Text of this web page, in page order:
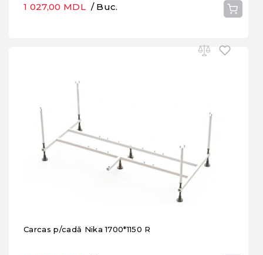
1 027,00 MDL / Buc.
Carcas p/cadă Nika 1700*1150 R